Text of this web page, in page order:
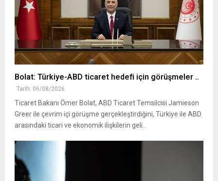
Bolat: Türkiye-ABD ticaret hedefi için görüşmeler ..
Tarih: 06/08/2026
Ticaret Bakanı Ömer Bolat, ABD Ticaret Temsilcisi Jamieson
Greer ile çevrim içi görüşme gerçekleştirdiğini, Türkiye ile ABD
arasındaki ticari ve ekonomik ilişkilerin geli..